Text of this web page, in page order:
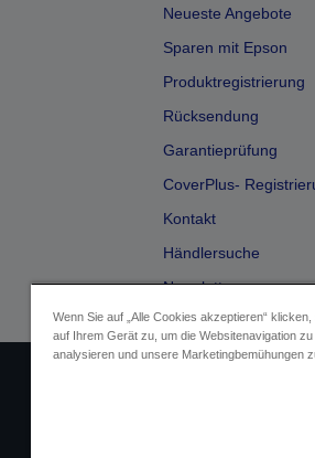
Neueste Angebote
Sparen mit Epson
Produktregistrierung
Rücksendung
Garantieprüfung
CoverPlus-
Kontakt
Händlersuche
Newsletter
Wenn Sie auf „Alle Cookies akzeptieren“
auf Ihrem Gerät zu, um die Websitenavigation
analysieren und unsere Marketingbemühungen